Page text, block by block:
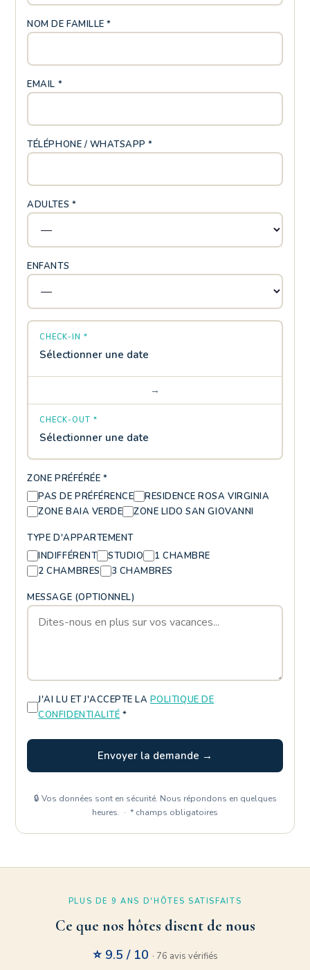
NOM DE FAMILLE *
EMAIL *
TÉLÉPHONE / WHATSAPP *
ADULTES *
ENFANTS
CHECK-IN *
Sélectionner une date
→
CHECK-OUT *
Sélectionner une date
ZONE PRÉFÉRÉE *
PAS DE PRÉFÉRENCE
RESIDENCE ROSA VIRGINIA
ZONE BAIA VERDE
ZONE LIDO SAN GIOVANNI
TYPE D'APPARTEMENT
INDIFFÉRENT
STUDIO
1 CHAMBRE
2 CHAMBRES
3 CHAMBRES
MESSAGE (OPTIONNEL)
J'AI LU ET J'ACCEPTE LA POLITIQUE DE
CONFIDENTIALITÉ *
Envoyer la demande →
🔒 Vos données sont en sécurité. Nous répondons en quelques
heures. · * champs obligatoires
PLUS DE 9 ANS D'HÔTES SATISFAITS
Ce que nos hôtes disent de nous
⭐ 9.5 / 10 · 76 avis vérifiés